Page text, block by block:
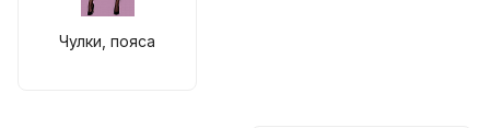
Чулки, пояса